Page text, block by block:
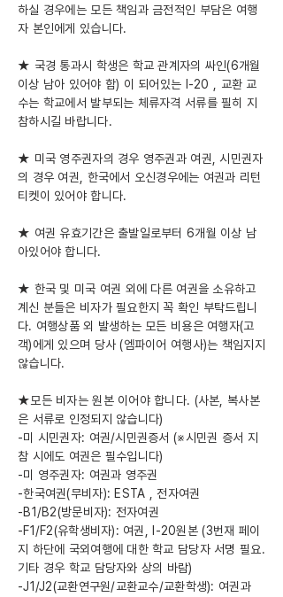
하실 경우에는 모든 책임과 금전적인 부담은 여행
자 본인에게 있습니다.
★ 국경 통과시 학생은 학교 관계자의 싸인(6개월
이상 남아 있어야 함) 이 되어있는 I-20 , 교환 교
수는 학교에서 발부되는 체류자격 서류를 필히 지
참하시길 바랍니다.
★ 미국 영주권자의 경우 영주권과 여권, 시민권자
의 경우 여권, 한국에서 오신경우에는 여권과 리턴
티켓이 있어야 합니다.
★ 여권 유효기간은 출발일로부터 6개월 이상 남
아있어야 합니다.
★ 한국 및 미국 여권 외에 다른 여권을 소유하고
계신 분들은 비자가 필요한지 꼭 확인 부탁드립니
다. 여행상품 외 발생하는 모든 비용은 여행자(고
객)에게 있으며 당사 (엠파이어 여행사)는 책임지지
않습니다.
★모든 비자는 원본 이어야 합니다. (사본, 복사본
은 서류로 인정되지 않습니다)
-미 시민권자: 여권/시민권증서 (※시민권 증서 지
참 시에도 여권은 필수입니다)
-미 영주권자: 여권과 영주권
-한국여권(무비자): ESTA , 전자여권
-B1/B2(방문비자): 전자여권
-F1/F2(유학생비자): 여권, I-20원본 (3번재 페이
지 하단에 국외여행에 대한 학교 담당자 서명 필요.
기타 경우 학교 담당자와 상의 바람)
-J1/J2(교환연구원/교환교수/교환학생): 여권과